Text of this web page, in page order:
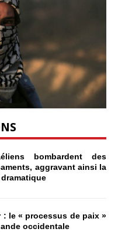
bombardent des
aggravant ainsi la
le « processus de paix »
occidentale